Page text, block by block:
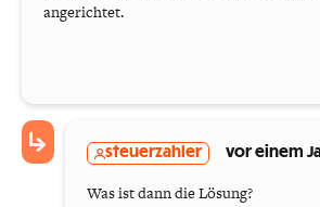
angerichtet.
steuerzahler vor einem
Was ist dann die Lösung?